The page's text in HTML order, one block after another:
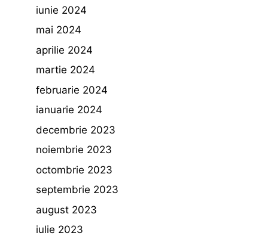
iunie 2024
mai 2024
aprilie 2024
martie 2024
februarie 2024
ianuarie 2024
decembrie 2023
noiembrie 2023
octombrie 2023
septembrie 2023
august 2023
iulie 2023